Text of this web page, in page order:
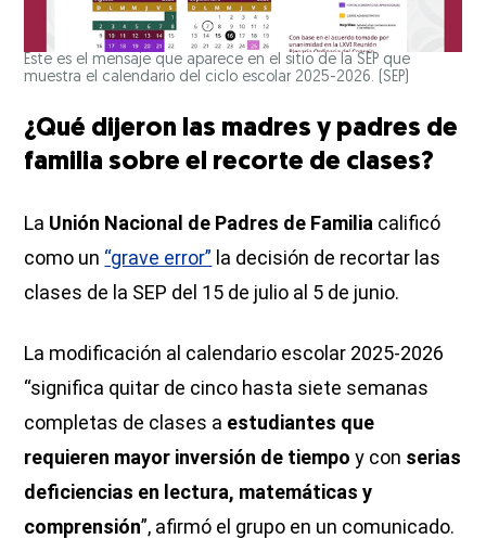
Este es el mensaje que aparece en el sitio de la SEP que
muestra el calendario del ciclo escolar 2025-2026. (SEP)
¿Qué dijeron las madres y padres de
familia sobre el recorte de clases?
La Unión Nacional de Padres de Familia calificó
como un “grave error” la decisión de recortar las
clases de la SEP del 15 de julio al 5 de junio.
La modificación al calendario escolar 2025-2026
“significa quitar de cinco hasta siete semanas
completas de clases a estudiantes que
requieren mayor inversión de tiempo y con serias
deficiencias en lectura, matemáticas y
comprensión”, afirmó el grupo en un comunicado.